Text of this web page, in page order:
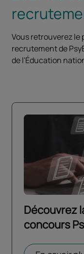
Vous retrouverez le
recrutement de
de l'Éducation
Découvrez
concours
Ouvrir dans